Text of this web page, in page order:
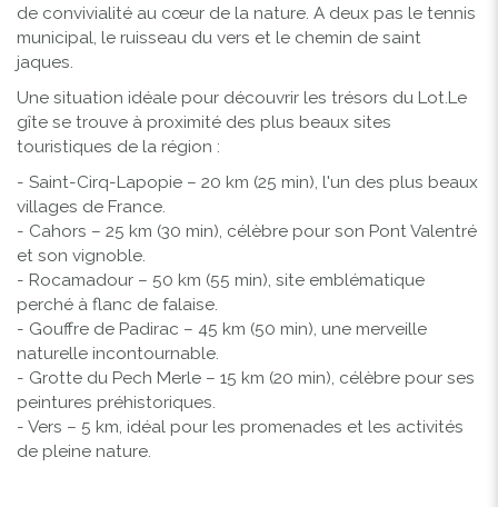
de convivialité au cœur de la nature. A deux pas le tennis
municipal, le ruisseau du vers et le chemin de saint
jaques.
Une situation idéale pour découvrir les trésors du Lot.Le
gîte se trouve à proximité des plus beaux sites
touristiques de la région :
- Saint-Cirq-Lapopie – 20 km (25 min), l'un des plus beaux
villages de France.
- Cahors – 25 km (30 min), célèbre pour son Pont Valentré
et son vignoble.
- Rocamadour – 50 km (55 min), site emblématique
perché à flanc de falaise.
- Gouffre de Padirac – 45 km (50 min), une merveille
naturelle incontournable.
- Grotte du Pech Merle – 15 km (20 min), célèbre pour ses
peintures préhistoriques.
- Vers – 5 km, idéal pour les promenades et les activités
de pleine nature.